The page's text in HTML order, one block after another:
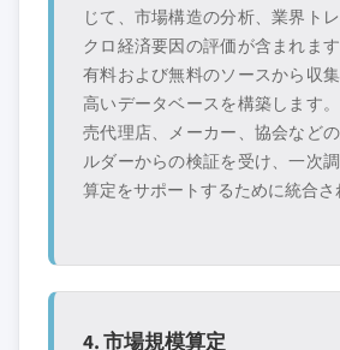
じて、市場構造の分析、業界ト
クロ経済要因の評価が含まれま
有料および無料のソースから収
高いデータベースを構築します
売代理店、メーカー、協会など
ルダーからの検証を受け、一次
算定をサポートするために統合さ
4. 市場規模算定